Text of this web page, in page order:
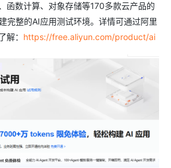
函数计算、对象存储等170多款云产品的
完整的AI应用测试环境。详情可通过阿里
解： https://free.aliyun.com/product/ai